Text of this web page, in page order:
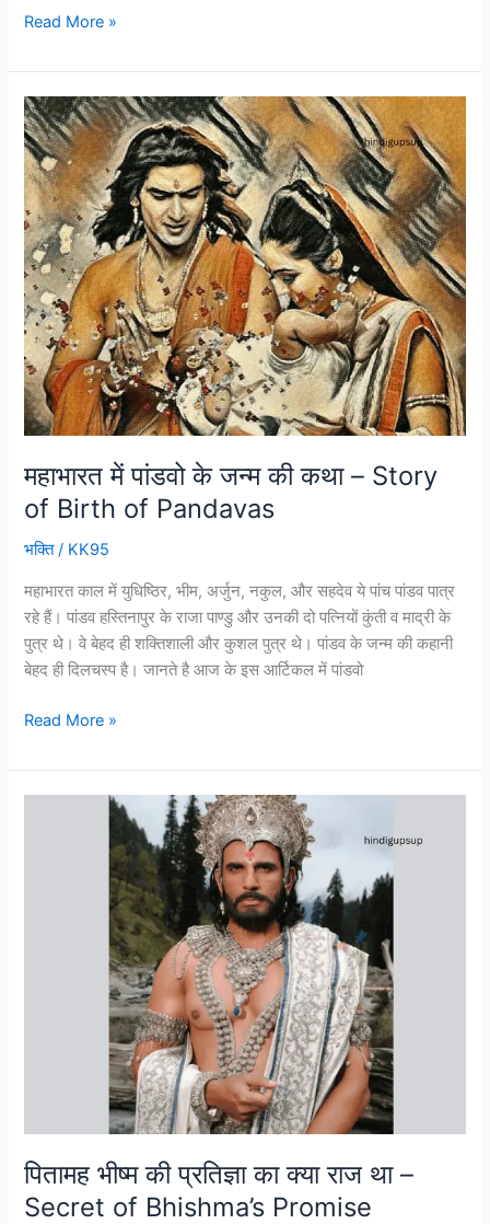
Read More »
महाभारत में पांडवो के जन्म की कथा – Story
of Birth of Pandavas
भक्ति/ KK95
महाभारत काल में युधिष्ठिर, भीम, अर्जुन, नकुल, और सहदेव ये पांच पांडव पात्र
रहे हैं। पांडव हस्तिनापुर के राजा पाण्डु और उनकी दो पत्नियों कुंती व माद्री के
पुत्र थे। वे बेहद ही शक्तिशाली और कुशल पुत्र थे। पांडव के जन्म की कहानी
बेहद ही दिलचस्प है। जानते है आज के इस आर्टिकल में पांडवो
महाभारत
में
पांडवो
के
जन्म
की
कथा
–
Story
of
Birth
of
Pandavas
Read More »
पितामह भीष्म की प्रतिज्ञा का क्या राज था –
Secret of Bhishma’s Promise